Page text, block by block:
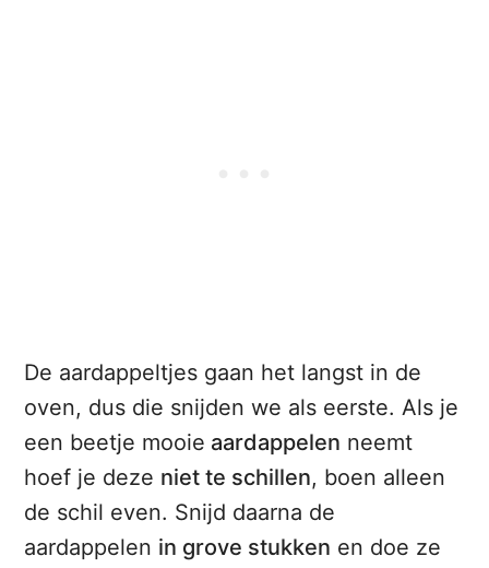
De aardappeltjes gaan het langst in de
oven, dus die snijden we als eerste. Als je
een beetje mooie aardappelen neemt
hoef je deze niet te schillen, boen alleen
de schil even. Snijd daarna de
aardappelen in grove stukken en doe ze